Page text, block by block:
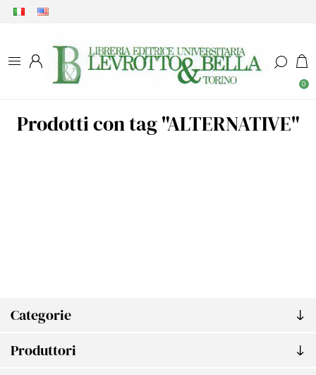
0
Categorie
Produttori
Prodotti con tag "ALTERNATIVE"